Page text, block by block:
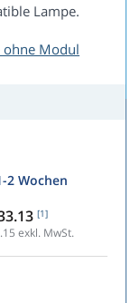
Lampe.
ohne Modul
2 Wochen
[1]
exkl. MwSt.